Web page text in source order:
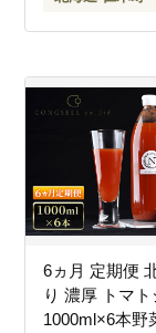
6ヵ月 定期便 北海
り 濃厚 トマト
1000ml×6本野